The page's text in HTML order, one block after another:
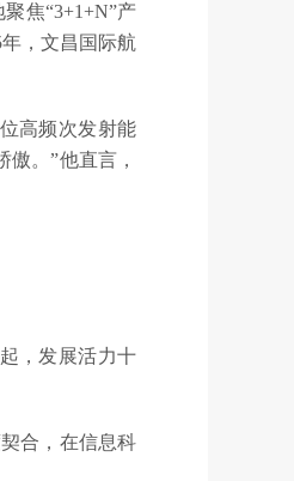
焦“3+1+N”产
，文昌国际航
高频次发射能
。”他直言，
，发展活力十
合，在信息科